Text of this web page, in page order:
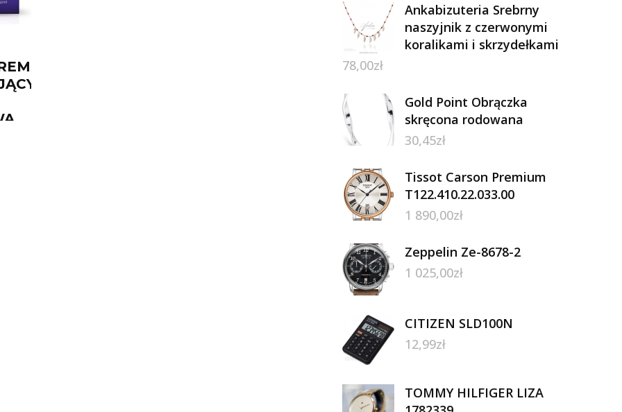
Ankabizuteria Srebrny
naszyjnik z czerwonymi
koralikami i skrzydełkami
78,00zł
Gold Point Obrączka
skręcona rodowana
30,45zł
Tissot Carson Premium
T122.410.22.033.00
1 890,00zł
Zeppelin Ze-8678-2
1 025,00zł
CITIZEN SLD100N
12,99zł
TOMMY HILFIGER LIZA